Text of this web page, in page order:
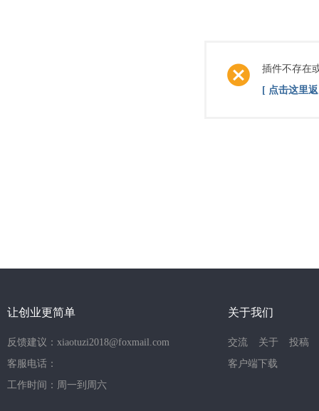
插件不存在
[ 点击这里
让创业更简单
反馈建议：xiaotuzi2018@foxmail.com
客服电话：
工作时间：周一到周六
关于我们
交流 关于
投稿
客户端下载